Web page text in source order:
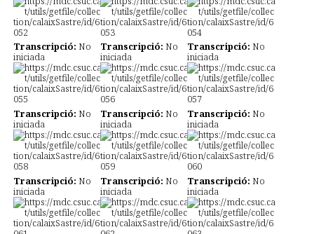
Transcripció: No
iniciada
Transcripció: No
iniciada
Transcripció: No
iniciada
Transcripció: No
iniciada
Transcripció: No
iniciada
Transcripció: No
iniciada
Transcripció: No
iniciada
Transcripció: No
iniciada
Transcripció: No
iniciada